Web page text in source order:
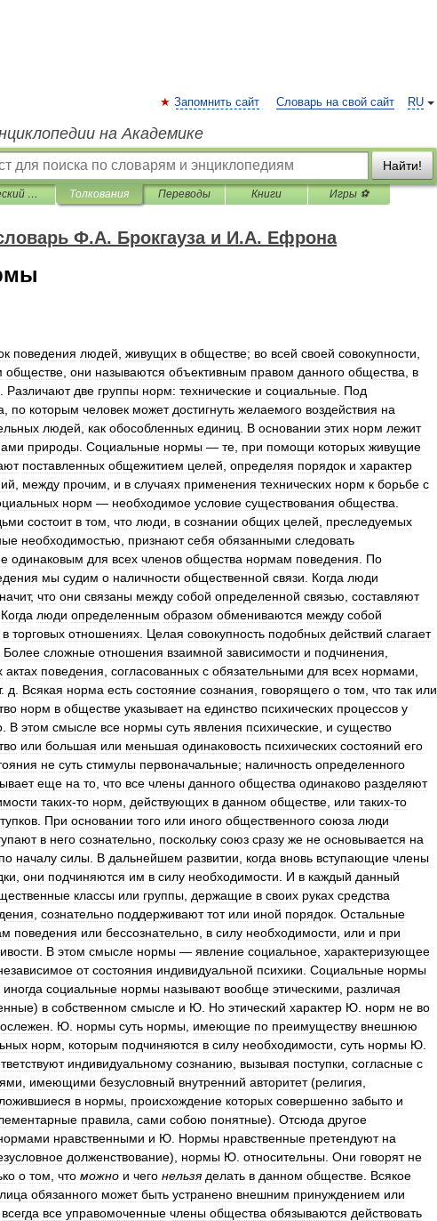
RU
Запомнить сайт Словарь на свой сайт
на Академике
Найти!
Энциклопедический словарь Ф.А. Брокгауза и И.А. Ефрона Толкования Переводы Книги Игры ⚽
Ф.А. Брокгауза и И.А. Ефрона
поведения людей живущих в обществе; во всей своей совокупности
обществе они называются объективным правом данного общества
в
Различают две группы норм: технические и социальные Под
по которым человек может достигнуть желаемого воздействия на
людей как обособленных единиц В основании этих норм лежит
природы Социальные нормы — те при помощи которых живущие
поставленных общежитием целей определяя порядок и характер
между прочим и в случаях применения технических норм к борьбе с
норм — необходимое условие существования общества
состоит в том что люди в сознании общих целей
преследуемых
необходимостью признают себя обязанными следовать
одинаковым для всех членов общества нормам поведения
По
мы судим о наличности общественной связи Когда люди
, что они связаны между собой определенной связью составляют
Когда люди определенным образом обмениваются между собой
в торговых отношениях Целая совокупность подобных действий слагает
Более сложные отношения взаимной зависимости и подчинения
актах поведения согласованных с обязательными для всех нормами
. д Всякая норма есть состояние сознания говорящего о том что так или
норм в обществе указывает на единство психических процессов у
В этом смысле все нормы суть явления психические и существо
или большая или меньшая одинаковость психических состояний его
не суть стимулы первоначальные; наличность определенного
еще на то что все члены данного общества одинаково разделяют
таких-то норм действующих в данном обществе или таких-то
При основании того или иного общественного союза люди
в него сознательно поскольку союз сразу же не основывается на
по началу силы В дальнейшем развитии когда вновь вступающие члены
они подчиняются им в силу необходимости И в каждый данный
классы или группы держащие в своих руках средства
сознательно поддерживают тот или иной порядок Остальные
поведения или бессознательно в силу необходимости или и при
В этом смысле нормы — явление социальное характеризующее
от состояния индивидуальной психики Социальные нормы
иногда социальные нормы называют вообще этическими
различая
) в собственном смысле и Ю Но этический характер Ю норм не во
Ю нормы суть нормы имеющие по преимуществу внешнюю
норм которым подчиняются в силу необходимости суть нормы Ю
индивидуальному сознанию вызывая поступки согласные с
имеющими безусловный внутренний авторитет(религия
в нормы происхождение которых совершенно забыто и
правила сами собою понятные). Отсюда другое
нравственными и Ю Нормы нравственные претендуют на
долженствование), нормы Ю относительны Они говорят не
о том что можно и чего нельзя делать в данном обществе Всякое
лица обязанного может быть устранено внешним принуждением или
всегда все управомоченные члены общества обязываются действовать